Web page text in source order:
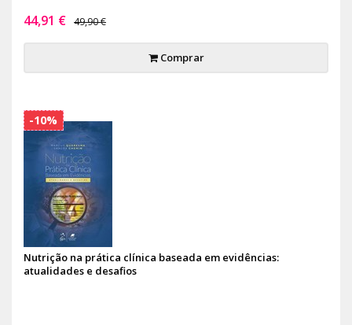
44,91 € 49,90 €
Comprar
Nutrição na prática clínica baseada em evidências:
atualidades e desafios
-10%